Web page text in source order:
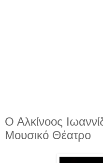
Ο Αλκίνοος
Μουσικό Θέατρο